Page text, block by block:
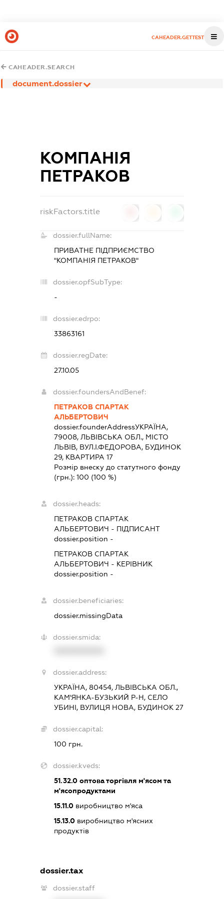
CAHEADER.GETTEST
CAHEADER.SEARCH
document.dossier
КОМПАНІЯ
ПЕТРАКОВ
riskFactors.title
dossier.fullName:
ПРИВАТНЕ ПІДПРИЄМСТВО
"КОМПАНІЯ ПЕТРАКОВ"
dossier.opfSubType:
-
dossier.edrpo:
33863161
dossier.regDate:
27.10.05
dossier.foundersAndBenef:
ПЕТРАКОВ СПАРТАК
АЛЬБЕРТОВИЧ
dossier.founderAddressУКРАЇНА,
79008, ЛЬВІВСЬКА ОБЛ., МІСТО
ЛЬВІВ, ВУЛ.І.ФЕДОРОВА, БУДИНОК
29, КВАРТИРА 17
Розмір внеску до статутного фонду
(грн.): 100 (100 %)
dossier.heads:
ПЕТРАКОВ СПАРТАК
АЛЬБЕРТОВИЧ - ПІДПИСАНТ
dossier.position -
ПЕТРАКОВ СПАРТАК
АЛЬБЕРТОВИЧ - КЕРІВНИК
dossier.position -
dossier.beneficiaries:
dossier.missingData
dossier.smida:
dossier.address:
УКРАЇНА, 80454, ЛЬВІВСЬКА ОБЛ.,
КАМ'ЯНКА-БУЗЬКИЙ Р-Н, СЕЛО
УБИНІ, ВУЛИЦЯ НОВА, БУДИНОК 27
dossier.capital:
100 грн.
dossier.kveds:
51.32.0оптова торгівля м'ясом та
м'ясопродуктами
15.11.0виробництво м'яса
15.13.0виробництво м'ясних
продуктів
dossier.tax
dossier.staff